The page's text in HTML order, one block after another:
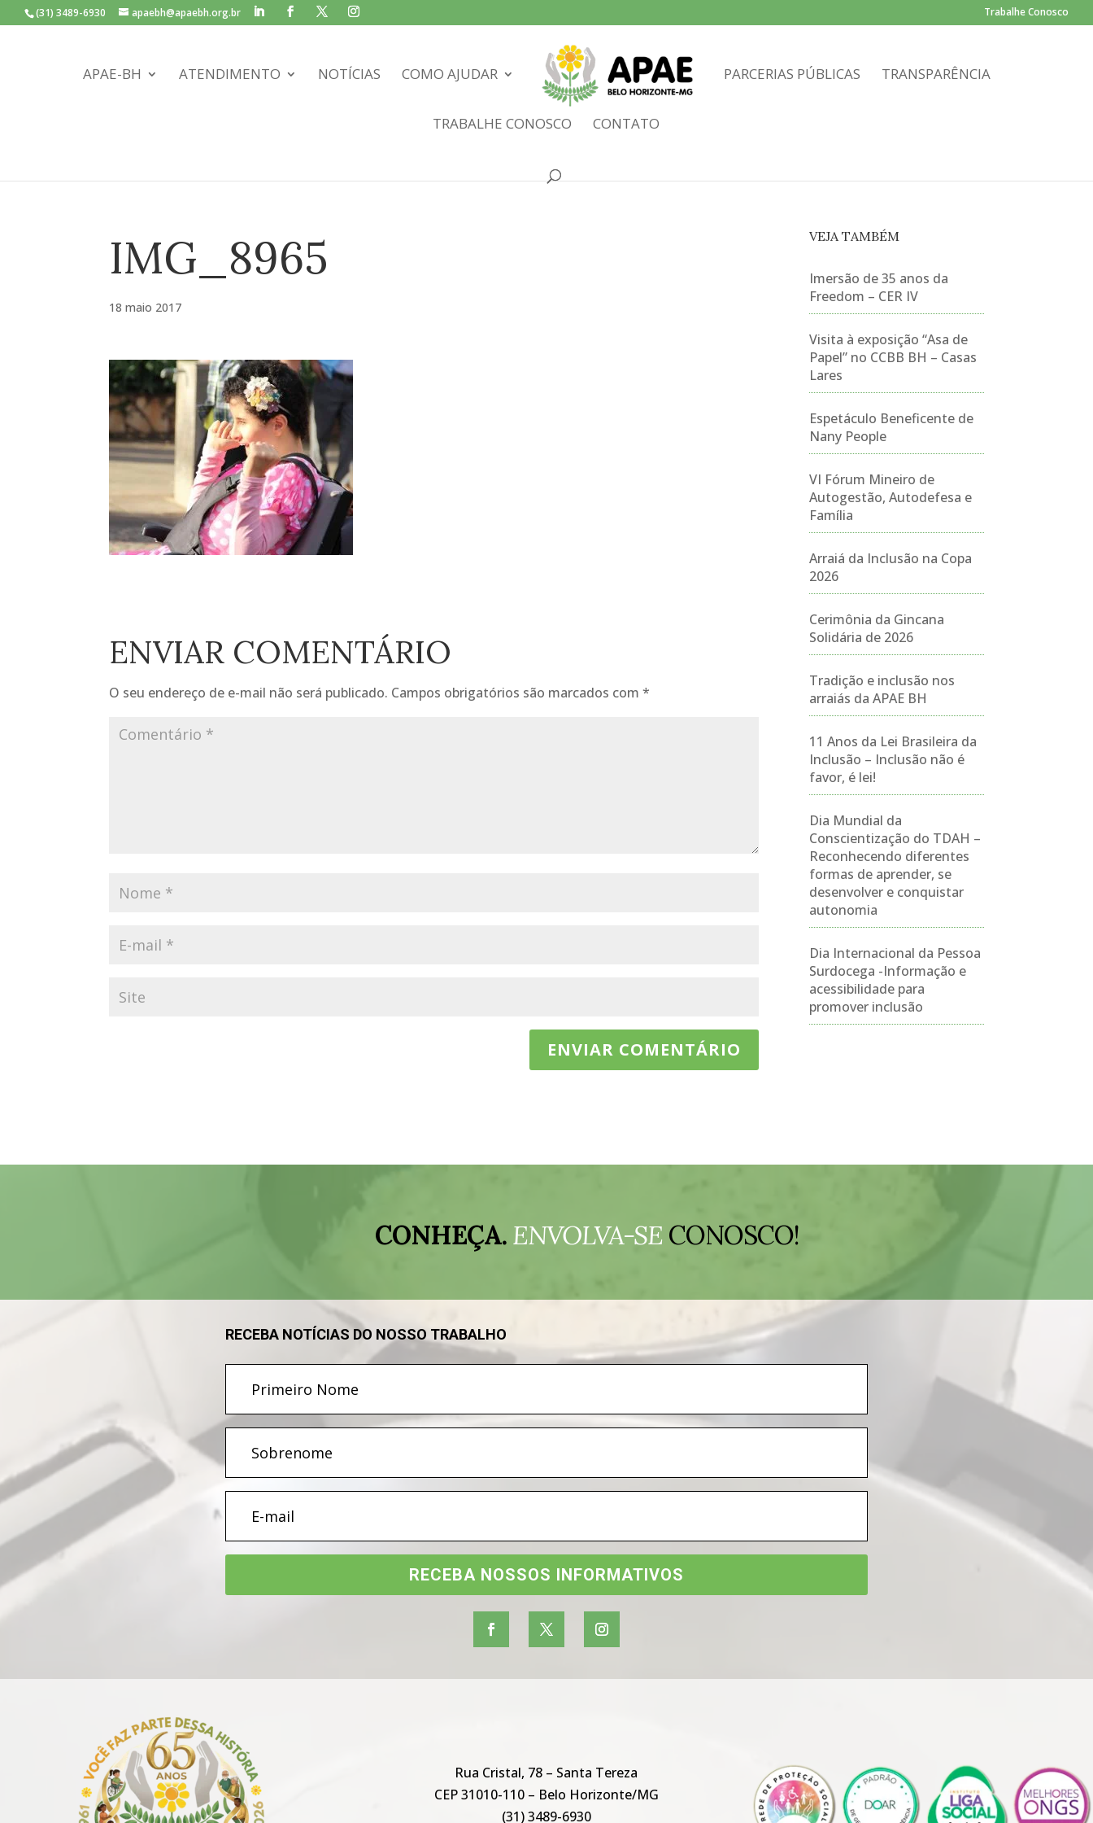
(31) 3489-6930 apaebh@apaebh.org.br Trabalhe Conosco
APAE-BH ATENDIMENTO NOTÍCIAS COMO AJUDAR PARCERIAS PÚBLICAS TRANSPARÊNCIA
TRABALHE CONOSCO CONTATO
IMG_8965
18 maio 2017
ENVIAR COMENTÁRIO
O seu endereço de e-mail não será publicado. Campos obrigatórios são marcados com*
VEJA TAMBÉM
Imersão de 35 anos da
Freedom – CER IV
Visita à exposição “Asa de
Papel” no CCBB BH – Casas
Lares
Espetáculo Beneficente de
Nany People
VI Fórum Mineiro de
Autogestão, Autodefesa e
Família
Arraiá da Inclusão na Copa
2026
Cerimônia da Gincana
Solidária de 2026
Tradição e inclusão nos
arraiás da APAE BH
11 Anos da Lei Brasileira da
Inclusão – Inclusão não é
favor, é lei!
Dia Mundial da
Conscientização do TDAH –
Reconhecendo diferentes
formas de aprender, se
desenvolver e conquistar
autonomia
Dia Internacional da Pessoa
Surdocega -Informação e
acessibilidade para
promover inclusão
CONHEÇA.ENVOLVA-SE CONOSCO!
RECEBA NOTÍCIAS DO NOSSO TRABALHO
RECEBA NOSSOS INFORMATIVOS
Rua Cristal, 78 – Santa Tereza
CEP 31010-110 – Belo Horizonte/MG
(31) 3489-6930